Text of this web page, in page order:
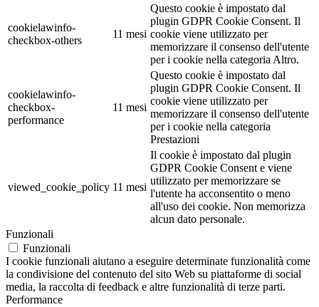
cookielawinfo-
checkbox-others
11 mesi
Questo cookie è impostato dal
plugin GDPR Cookie Consent. Il
cookie viene utilizzato per
memorizzare il consenso dell'utente
per i cookie nella categoria Altro.
cookielawinfo-
checkbox-
performance
11 mesi
Questo cookie è impostato dal
plugin GDPR Cookie Consent. Il
cookie viene utilizzato per
memorizzare il consenso dell'utente
per i cookie nella categoria
Prestazioni
viewed_cookie_policy 11 mesi
Il cookie è impostato dal plugin
GDPR Cookie Consent e viene
utilizzato per memorizzare se
l'utente ha acconsentito o meno
all'uso dei cookie. Non memorizza
alcun dato personale.
Funzionali
Funzionali
I cookie funzionali aiutano a eseguire determinate funzionalità come
la condivisione del contenuto del sito Web su piattaforme di social
media, la raccolta di feedback e altre funzionalità di terze parti.
Performance